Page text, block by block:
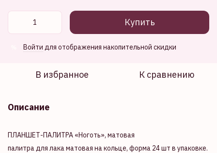
Купить
Войти для отображения накопительной скидки
В избранное К сравнению
Описание
ПЛАНШЕТ-ПАЛИТРА «Ноготь», матовая
палитра для лака матовая на кольце, форма 24 шт в упаковке.